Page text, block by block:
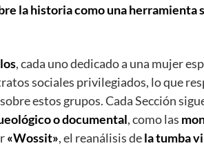
la historia como una herramienta
, cada uno dedicado a una mujer
sociales privilegiados, lo que
estos grupos. Cada Sección
o documental, como las
«Wossit», el reanálisis dela tumba